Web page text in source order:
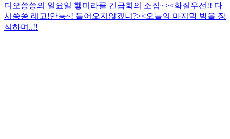
디오씅씅의 일요일 헿미라클 긴급회의 소집~><화질우선!! 다
시씅씅 레고!안뇽~! 들어오지않겠니?><오늘의 마지막 밤을 장
식하며..!!